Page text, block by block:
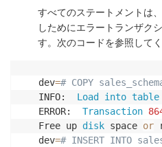
すべてのステートメントは
しためにエラートランザク
す。次のコードを参照してく
dev=# COPY
INFO: Load into table
ERROR: Transaction
Free up disk space or
dev=# INSERT INTO